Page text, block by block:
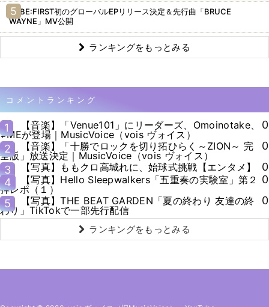
BE:FIRST初のグローバルEPリリース決定＆先行曲「BRUCE
WAYNE」MV公開
ランキングをもっとみる
コメントランキング
1
【音楽】「Venue101」にリーダーズ、Omoinotake、
≠MEが登場｜MusicVoice（vois ヴォイス）
0
2
【音楽】「十勝でロックを切り拓ひらく～ZION～ 完
全版」放送決定｜MusicVoice（vois ヴォイス）
0
3
【写真】ももクロ高城れに、始球式挑戦【エンタメ】
0
4
【写真】Hello Sleepwalkers「五重奏の実験室」第２
弾レポ（１）
0
5
【写真】THE BEAT GARDEN「夏の終わり 友達の終
わり」TikTokで一部先行配信
0
ランキングをもっとみる